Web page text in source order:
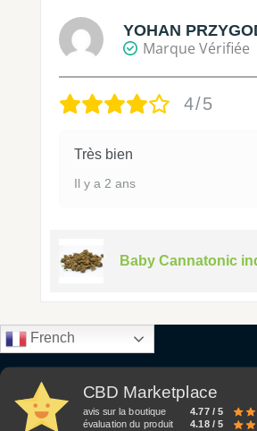
YOHAN
Marque Vérifiée
4/5
Très bien
Il y a 2 ans
Baby Cannatonic
French
CBD Marketplace
avis sur la boutique
4.77 / 5
évaluation du produit
4.18 / 5